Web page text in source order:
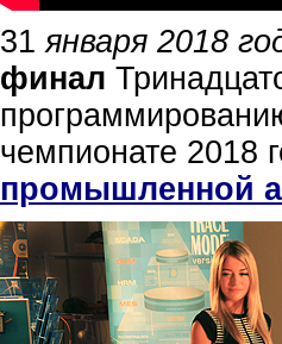
31января 2018
финал
чемпионате 2018
промышленной